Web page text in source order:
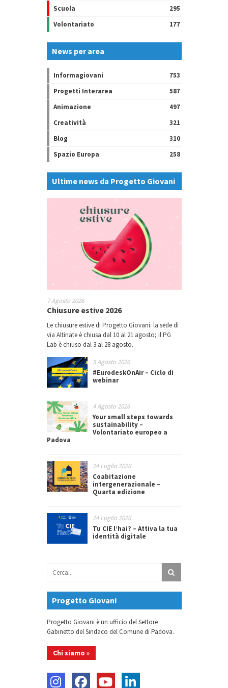
Scuola
295
Volontariato
177
News per area
Informagiovani
753
Progetti Interarea
587
Animazione
497
Creatività
321
Blog
310
Spazio Europa
258
Ultime news da Progetto Giovani
7 Agosto 2026
Chiusure estive 2026
Le chiusure estive di Progetto Giovani: la sede di
via Altinate è chiusa dal 10 al 21 agosto; il PG
Lab è chiuso dal 3 al 28 agosto.
5 Agosto 2026
#EurodeskOnAir – Ciclo di
webinar
4 Agosto 2026
Your small steps towards
sustainability –
Volontariato europeo a
Padova
24 Luglio 2026
Coabitazione
intergenerazionale –
Quarta edizione
24 Luglio 2026
Tu CIE l’hai? – Attiva la tua
identità digitale
Progetto Giovani
Progetto Giovani è un ufficio del Settore
Gabinetto del Sindaco del Comune di Padova.
Chi siamo »